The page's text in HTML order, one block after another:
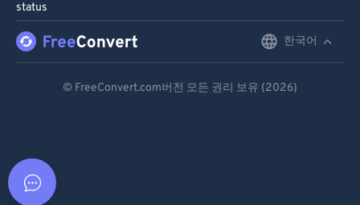
status
한국어
© FreeConvert.com버전 모든 권리 보유 (2026)